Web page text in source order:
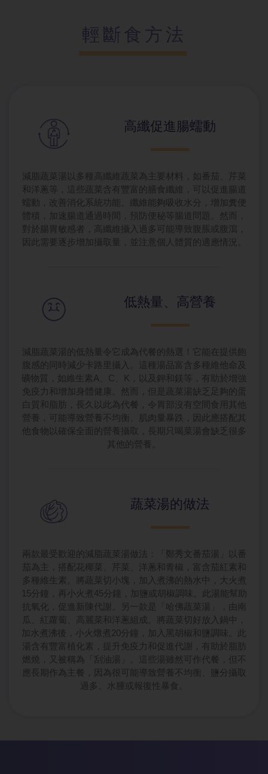
輕斷食方法
高纖促進腸蠕動
減脂蔬菜湯以多種高纖維蔬菜為主要材料，如番茄、芹菜
和洋蔥等，這些蔬菜含有豐富的膳食纖維，可以促進腸道
蠕動，改善消化系統功能。纖維能夠吸收水分，增加糞便
體積，加速腸道通過時間，預防便秘等腸道問題。然而，
對於腸胃敏感者，高纖維攝入過多可能導致腹脹或腹瀉，
因此需要逐步增加攝取量，並注意個人體質的適應情況。
低熱量、高營養
減脂蔬菜湯的低熱量令它成為代餐的熱選！它能在提供飽
腹感的同時減少卡路里攝入。這種湯品富含多種維他命及
礦物質，如維生素A、C、K，以及鉀和鎂等，有助於增強
免疫力和增加身體健康。然而，但是蔬菜湯缺乏足夠的蛋
白質和脂肪，長久以此為代餐，令胃部沒有空間食用其他
營養，可能導致營養不均衡、肌肉量暴跌，因此應搭配其
他食物以確保全面的營養攝取，長期只喝菜湯會缺乏很多
其他的營養。
蔬菜湯的做法
兩款最受歡迎的減脂蔬菜湯做法：「鄭秀文番茄湯」以番
茄為主，搭配花椰菜、芹菜、洋蔥和青椒，富含茄紅素和
多種維生素。將蔬菜切小塊，加入煮沸的熱水中，大火煮
15分鐘，再小火煮45分鐘，加鹽或胡椒調味。此湯能幫助
抗氧化，促進新陳代謝。另一款是「哈佛蔬菜湯」，由南
瓜、紅蘿蔔、高麗菜和洋蔥組成。將蔬菜切好放入鍋中，
加水煮沸後，小火燉煮20分鐘，加入黑胡椒和鹽調味。此
湯含有豐富植化素，提升免疫力和促進代謝，有助於脂肪
燃燒，又被稱為「刮油湯」。這些湯雖然可作代餐，但不
應長期作為主餐，因為很可能導致營養不均衡、鹽分攝取
過多、水腫或報復性暴食。